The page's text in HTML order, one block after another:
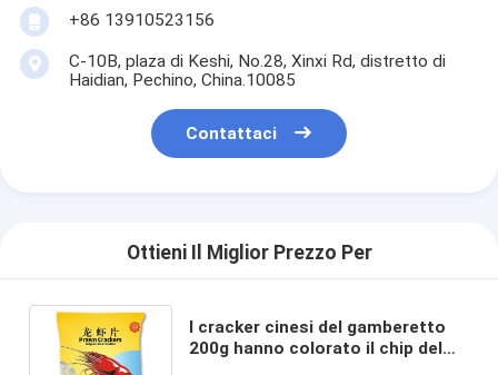
+86 13910523156
C-10B, plaza di Keshi, No.28, Xinxi Rd, distretto di
Haidian, Pechino, China.10085
Contattaci
Ottieni Il Miglior Prezzo Per
I cracker cinesi del gamberetto
200g hanno colorato il chip del